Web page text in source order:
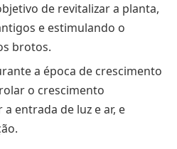
de revitalizar a planta,
e estimulando o
brotos.
a época de crescimento
o crescimento
entrada de luz e ar, e